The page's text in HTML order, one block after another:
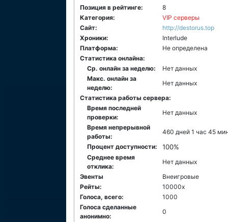
Позиция в рейтинге:
8
Категория:
VIP серверы
Сайт:
http://destorus.top
Хроники:
Interlude
Платформа:
Не определена
Статистика онлайна:
Ср. онлайн за неделю:
Нет данных
Макс. онлайн за
неделю:
Нет данных
Статистика работы сервера:
Время последней
проверки:
Нет данных
Время непрерывной
работы:
460 дней 1 час 45
Процент доступности:
100%
Среднее время
отклика:
Нет данных
Эвенты
Внеигровые
Рейты:
10000x
Голоса, всего:
1000
Голоса сделанные
анонимно:
0